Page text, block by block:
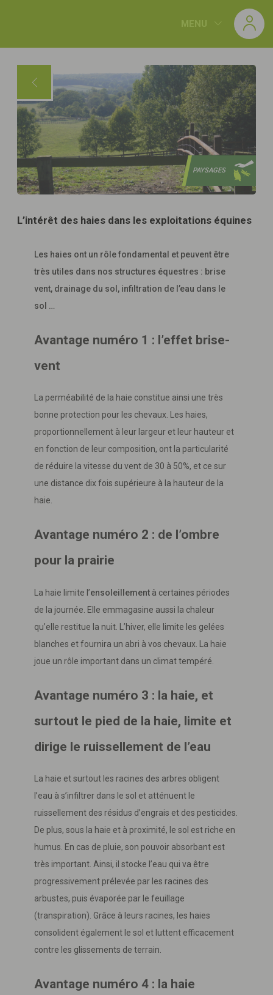
MENU
PAYSAGES
L’intérêt des haies dans les exploitations équines
Les haies ont un rôle fondamental et peuvent être
très utiles dans nos structures équestres : brise
vent, drainage du sol, infiltration de l’eau dans le
sol …
Avantage numéro 1 : l’effet brise-
vent
La perméabilité de la haie constitue ainsi une très
bonne protection pour les chevaux. Les haies,
proportionnellement à leur largeur et leur hauteur et
en fonction de leur composition, ont la particularité
de réduire la vitesse du vent de 30 à 50%, et ce sur
une distance dix fois supérieure à la hauteur de la
haie.
Avantage numéro 2 : de l’ombre
pour la prairie
La haie limite l’ensoleillement à certaines périodes
de la journée. Elle emmagasine aussi la chaleur
qu’elle restitue la nuit. L’hiver, elle limite les gelées
blanches et fournira un abri à vos chevaux. La haie
joue un rôle important dans un climat tempéré.
Avantage numéro 3 : la haie, et
surtout le pied de la haie, limite et
dirige le ruissellement de l’eau
La haie et surtout les racines des arbres obligent
l’eau à s’infiltrer dans le sol et atténuent le
ruissellement des résidus d’engrais et des pesticides.
De plus, sous la haie et à proximité, le sol est riche en
humus. En cas de pluie, son pouvoir absorbant est
très important. Ainsi, il stocke l’eau qui va être
progressivement prélevée par les racines des
arbustes, puis évaporée par le feuillage
(transpiration). Grâce à leurs racines, les haies
consolident également le sol et luttent efficacement
contre les glissements de terrain.
Avantage numéro 4 : la haie